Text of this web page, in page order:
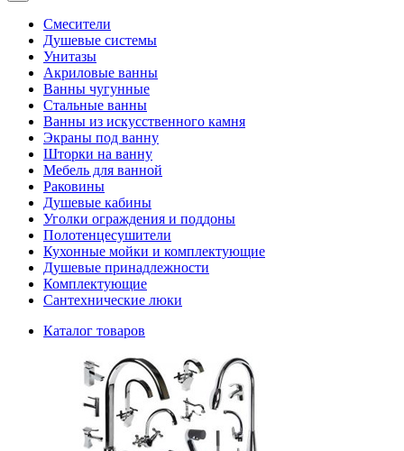
Смесители
Душевые системы
Унитазы
Акриловые ванны
Ванны чугунные
Стальные ванны
Ванны из искусственного камня
Экраны под ванну
Шторки на ванну
Мебель для ванной
Раковины
Душевые кабины
Уголки ограждения и поддоны
Полотенцесушители
Кухонные мойки и комплектующие
Душевые принадлежности
Комплектующие
Сантехнические люки
Каталог товаров